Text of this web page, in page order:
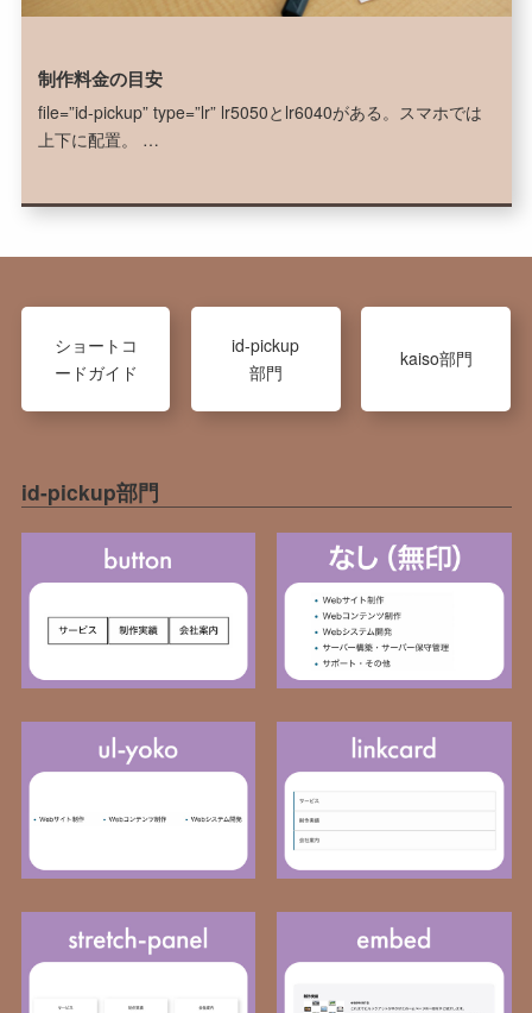
制作料金の目安
file=”id-pickup” type=”lr” lr5050とlr6040がある。スマホでは
上下に配置。 …
ショートコ
ードガイド
id-pickup
部門
kaiso部門
id-pickup部門